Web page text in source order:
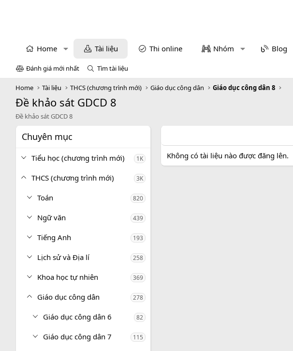
Home Tài liệu Thi online Nhóm Blog
Đánh giá mới nhất Tìm tài liệu
Home Tài liệu THCS (chương trình mới) Giáo dục công dân Giáo dục công dân 8
Đề khảo sát GDCD 8
Đề khảo sát GDCD 8
Chuyên mục
Tiểu học (chương trình mới) 1K
THCS (chương trình mới) 3K
Toán 820
Ngữ văn 439
Tiếng Anh 193
Lịch sử và Địa lí 258
Khoa học tự nhiên 369
Giáo dục công dân 278
Giáo dục công dân 6 82
Giáo dục công dân 7 115
Không có tài liệu nào được đăng lên.